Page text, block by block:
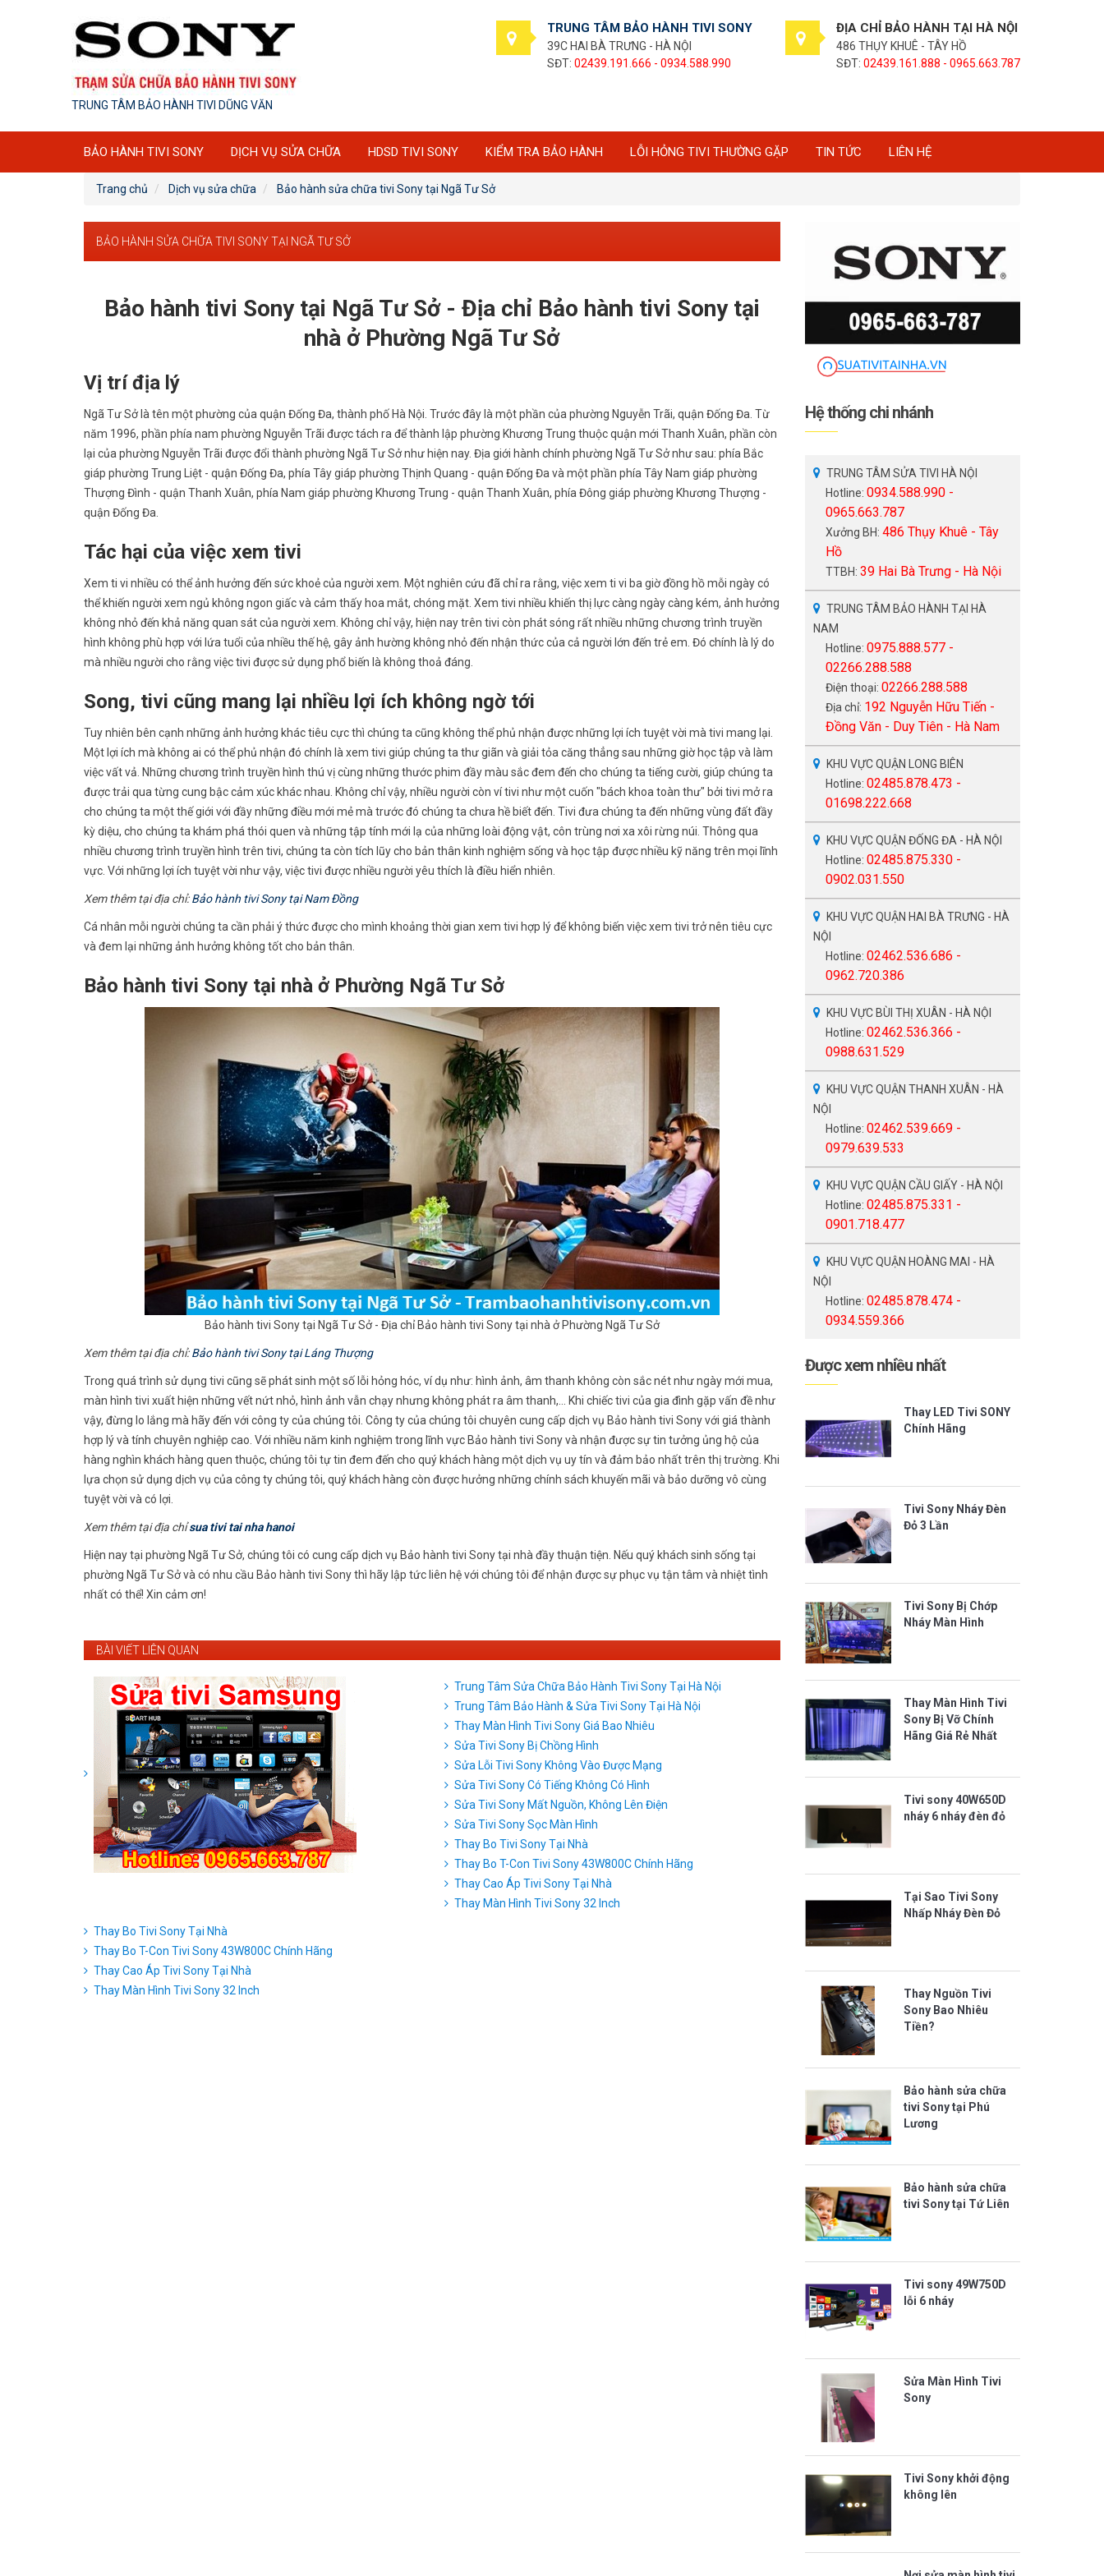
TRUNG TÂM BẢO HÀNH TIVI DŨNG VĂN
TRUNG TÂM BẢO HÀNH TIVI SONY
39C HAI BÀ TRƯNG - HÀ NỘI
SĐT: 02439.191.666 - 0934.588.990
ĐỊA CHỈ BẢO HÀNH TẠI HÀ NỘI
486 THỤY KHUÊ - TÂY HỒ
SĐT: 02439.161.888 - 0965.663.787
BẢO HÀNH TIVI SONY DỊCH VỤ SỬA CHỮA HDSD TIVI SONY KIỂM TRA BẢO HÀNH LỖI HỎNG TIVI THƯỜNG GẶP TIN TỨC LIÊN HỆ
Trang chủ Dịch vụ sửa chữa Bảo hành sửa chữa tivi Sony tại Ngã Tư Sở
BẢO HÀNH SỬA CHỮA TIVI SONY TẠI NGÃ TƯ SỞ
Bảo hành tivi Sony tại Ngã Tư Sở - Địa chỉ Bảo hành tivi Sony tại
nhà ở Phường Ngã Tư Sở
Vị trí địa lý
Ngã Tư Sở là tên một phường của quận Đống Đa, thành phố Hà Nội. Trước đây là một phần của phường Nguyễn Trãi, quận Đống Đa. Từ
năm 1996, phần phía nam phường Nguyễn Trãi được tách ra để thành lập phường Khương Trung thuộc quận mới Thanh Xuân, phần còn
lại của phường Nguyễn Trãi được đổi thành phường Ngã Tư Sở như hiện nay. Địa giới hành chính phường Ngã Tư Sở như sau: phía Bắc
giáp phường Trung Liệt - quận Đống Đa, phía Tây giáp phường Thịnh Quang - quận Đống Đa và một phần phía Tây Nam giáp phường
Thượng Đình - quận Thanh Xuân, phía Nam giáp phường Khương Trung - quận Thanh Xuân, phía Đông giáp phường Khương Thượng -
quận Đống Đa.
Tác hại của việc xem tivi
Xem ti vi nhiều có thể ảnh hưởng đến sức khoẻ của người xem. Một nghiên cứu đã chỉ ra rằng, việc xem ti vi ba giờ đồng hồ mỗi ngày có
thể khiến người xem ngủ không ngon giấc và cảm thấy hoa mắt, chóng mặt. Xem tivi nhiều khiến thị lực càng ngày càng kém, ảnh hưởng
không nhỏ đến khả năng quan sát của người xem. Không chỉ vậy, hiện nay trên tivi còn phát sóng rất nhiều những chương trình truyền
hình không phù hợp với lứa tuổi của nhiều thế hệ, gây ảnh hường không nhỏ đến nhận thức của cả người lớn đến trẻ em. Đó chính là lý do
mà nhiều người cho rằng việc tivi được sử dụng phổ biến là không thoả đáng.
Song, tivi cũng mang lại nhiều lợi ích không ngờ tới
Tuy nhiên bên cạnh những ảnh hưởng khác tiêu cực thì chúng ta cũng không thể phủ nhận được những lợi ích tuyệt vời mà tivi mang lại.
Một lợi ích mà không ai có thể phủ nhận đó chính là xem tivi giúp chúng ta thư giãn và giải tỏa căng thẳng sau những giờ học tập và làm
việc vất vả. Những chương trình truyền hình thú vị cùng những thước phim đầy màu sắc đem đến cho chúng ta tiếng cười, giúp chúng ta
được trải qua từng cung bậc cảm xúc khác nhau. Không chỉ vậy, nhiều người còn ví tivi như một cuốn "bách khoa toàn thư" bởi tivi mở ra
cho chúng ta một thế giới với đầy những điều mới mẻ mà trước đó chúng ta chưa hề biết đến. Tivi đưa chúng ta đến những vùng đất đầy
kỳ diệu, cho chúng ta khám phá thói quen và những tập tính mới lạ của những loài động vật, côn trùng nơi xa xôi rừng núi. Thông qua
nhiều chương trình truyền hình trên tivi, chúng ta còn tích lũy cho bản thân kinh nghiệm sống và học tập được nhiều kỹ năng trên mọi lĩnh
vực. Với những lợi ích tuyệt vời như vậy, việc tivi được nhiều người yêu thích là điều hiển nhiên.
Xem thêm tại địa chỉ:Bảo hành tivi Sony tại Nam Đồng
Cá nhân mỗi người chúng ta cần phải ý thức được cho mình khoảng thời gian xem tivi hợp lý để không biến việc xem tivi trở nên tiêu cực
và đem lại những ảnh hưởng không tốt cho bản thân.
Bảo hành tivi Sony tại nhà ở Phường Ngã Tư Sở
Bảo hành tivi Sony tại Ngã Tư Sở - Địa chỉ Bảo hành tivi Sony tại nhà ở Phường Ngã Tư Sở
Xem thêm tại địa chỉ:Bảo hành tivi Sony tại Láng Thượng
Trong quá trình sử dụng tivi cũng sẽ phát sinh một số lỗi hỏng hóc, ví dụ như: hình ảnh, âm thanh không còn sắc nét như ngày mới mua,
màn hình tivi xuất hiện những vết nứt nhỏ, hình ảnh vẫn chạy nhưng không phát ra âm thanh,... Khi chiếc tivi của gia đình gặp vấn đề như
vậy, đừng lo lắng mà hãy đến với công ty của chúng tôi. Công ty của chúng tôi chuyên cung cấp dịch vụ Bảo hành tivi Sony với giá thành
hợp lý và tính chuyên nghiệp cao. Với nhiều năm kinh nghiệm trong lĩnh vực Bảo hành tivi Sony và nhận được sự tin tưởng ủng hộ của
hàng nghìn khách hàng quen thuộc, chúng tôi tự tin đem đến cho quý khách hàng một dịch vụ uy tín và đảm bảo nhất trên thị trường. Khi
lựa chọn sử dụng dịch vụ của công ty chúng tôi, quý khách hàng còn được hưởng những chính sách khuyến mãi và bảo dưỡng vô cùng
tuyệt vời và có lợi.
Xem thêm tại địa chỉsua tivi tai nha hanoi
Hiện nay tại phường Ngã Tư Sở, chúng tôi có cung cấp dịch vụ Bảo hành tivi Sony tại nhà đầy thuận tiện. Nếu quý khách sinh sống tại
phường Ngã Tư Sở và có nhu cầu Bảo hành tivi Sony thì hãy lập tức liên hệ với chúng tôi để nhận được sự phục vụ tận tâm và nhiệt tình
nhất có thể! Xin cảm ơn!
BÀI VIẾT LIÊN QUAN
Trung Tâm Sửa Chữa Bảo Hành Tivi Sony Tại Hà Nội
Trung Tâm Bảo Hành & Sửa Tivi Sony Tại Hà Nội
Thay Màn Hình Tivi Sony Giá Bao Nhiêu
Sửa Tivi Sony Bị Chồng Hình
Sửa Lỗi Tivi Sony Không Vào Được Mạng
Sửa Tivi Sony Có Tiếng Không Có Hình
Sửa Tivi Sony Mất Nguồn, Không Lên Điện
Sửa Tivi Sony Sọc Màn Hình
Thay Bo Tivi Sony Tại Nhà
Thay Bo T-Con Tivi Sony 43W800C Chính Hãng
Thay Cao Áp Tivi Sony Tại Nhà
Thay Màn Hình Tivi Sony 32 Inch
Thay Bo Tivi Sony Tại Nhà
Thay Bo T-Con Tivi Sony 43W800C Chính Hãng
Thay Cao Áp Tivi Sony Tại Nhà
Thay Màn Hình Tivi Sony 32 Inch
Hệ thống chi nhánh
TRUNG TÂM SỬA TIVI HÀ NỘI
Hotline: 0934.588.990 -
0965.663.787
Xưởng BH: 486 Thụy Khuê - Tây
Hồ
TTBH: 39 Hai Bà Trưng - Hà Nội
TRUNG TÂM BẢO HÀNH TẠI HÀ
NAM
Hotline: 0975.888.577 -
02266.288.588
Điện thoại: 02266.288.588
Địa chỉ: 192 Nguyễn Hữu Tiến -
Đồng Văn - Duy Tiên - Hà Nam
KHU VỰC QUẬN LONG BIÊN
Hotline: 02485.878.473 -
01698.222.668
KHU VỰC QUẬN ĐỐNG ĐA - HÀ NỘI
Hotline: 02485.875.330 -
0902.031.550
KHU VỰC QUẬN HAI BÀ TRƯNG - HÀ
NỘI
Hotline: 02462.536.686 -
0962.720.386
KHU VỰC BÙI THỊ XUÂN - HÀ NỘI
Hotline: 02462.536.366 -
0988.631.529
KHU VỰC QUẬN THANH XUÂN - HÀ
NỘI
Hotline: 02462.539.669 -
0979.639.533
KHU VỰC QUẬN CẦU GIẤY - HÀ NỘI
Hotline: 02485.875.331 -
0901.718.477
KHU VỰC QUẬN HOÀNG MAI - HÀ
NỘI
Hotline: 02485.878.474 -
0934.559.366
Được xem nhiều nhất
Thay LED Tivi SONY
Chính Hãng
Tivi Sony Nháy Đèn
Đỏ 3 Lần
Tivi Sony Bị Chớp
Nháy Màn Hình
Thay Màn Hình Tivi
Sony Bị Vỡ Chính
Hãng Giá Rẻ Nhất
Tivi sony 40W650D
nháy 6 nháy đèn đỏ
Tại Sao Tivi Sony
Nhấp Nháy Đèn Đỏ
Thay Nguồn Tivi
Sony Bao Nhiêu
Tiền?
Bảo hành sửa chữa
tivi Sony tại Phú
Lương
Bảo hành sửa chữa
tivi Sony tại Tứ Liên
Tivi sony 49W750D
lỗi 6 nháy
Sửa Màn Hình Tivi
Sony
Tivi Sony khởi động
không lên